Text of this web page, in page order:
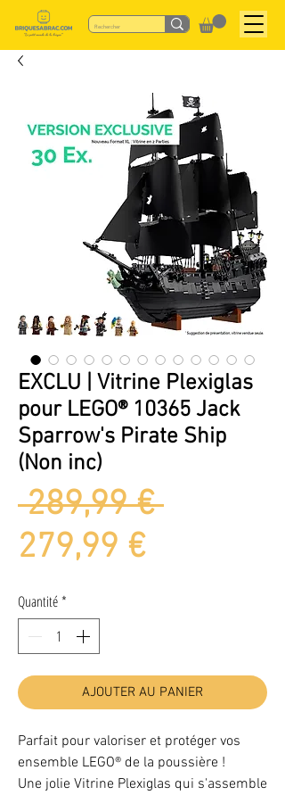
EXCLU | Vitrine Plexiglas
pour LEGO® 10365 Jack
Sparrow's Pirate Ship
(Non inc)
289,99 € Prix
279,99 €Prix
Quantité*
AJOUTER AU PANIER
Parfait pour valoriser et protéger vos
ensemble LEGO® de la poussière !
Une jolie Vitrine Plexiglas qui s'assemble